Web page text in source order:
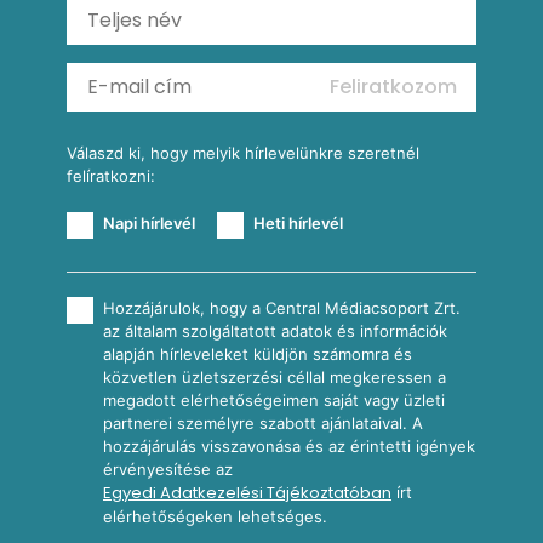
Ratatouille
Almás-kéksajtos kukoricasaláta
Köretek
Reggeli receptek
Feliratkozom
Válaszd ki, hogy melyik hírlevelünkre szeretnél
felíratkozni:
Napi hírlevél Heti hírlevél
Hozzájárulok, hogy a Central Médiacsoport Zrt.
az általam szolgáltatott adatok és információk
alapján hírleveleket küldjön számomra és
közvetlen üzletszerzési céllal megkeressen a
megadott elérhetőségeimen saját vagy üzleti
partnerei személyre szabott ajánlataival. A
hozzájárulás visszavonása és az érintetti igények
érvényesítése az
Egyedi Adatkezelési Tájékoztatóban írt
elérhetőségeken lehetséges.